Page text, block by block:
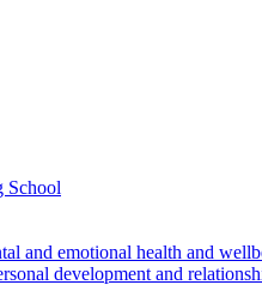
School
and emotional health and
development and